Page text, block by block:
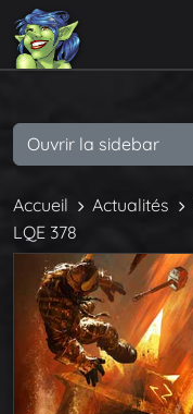
Accueil Actualités
LQE 378
Ouvrir la sidebar